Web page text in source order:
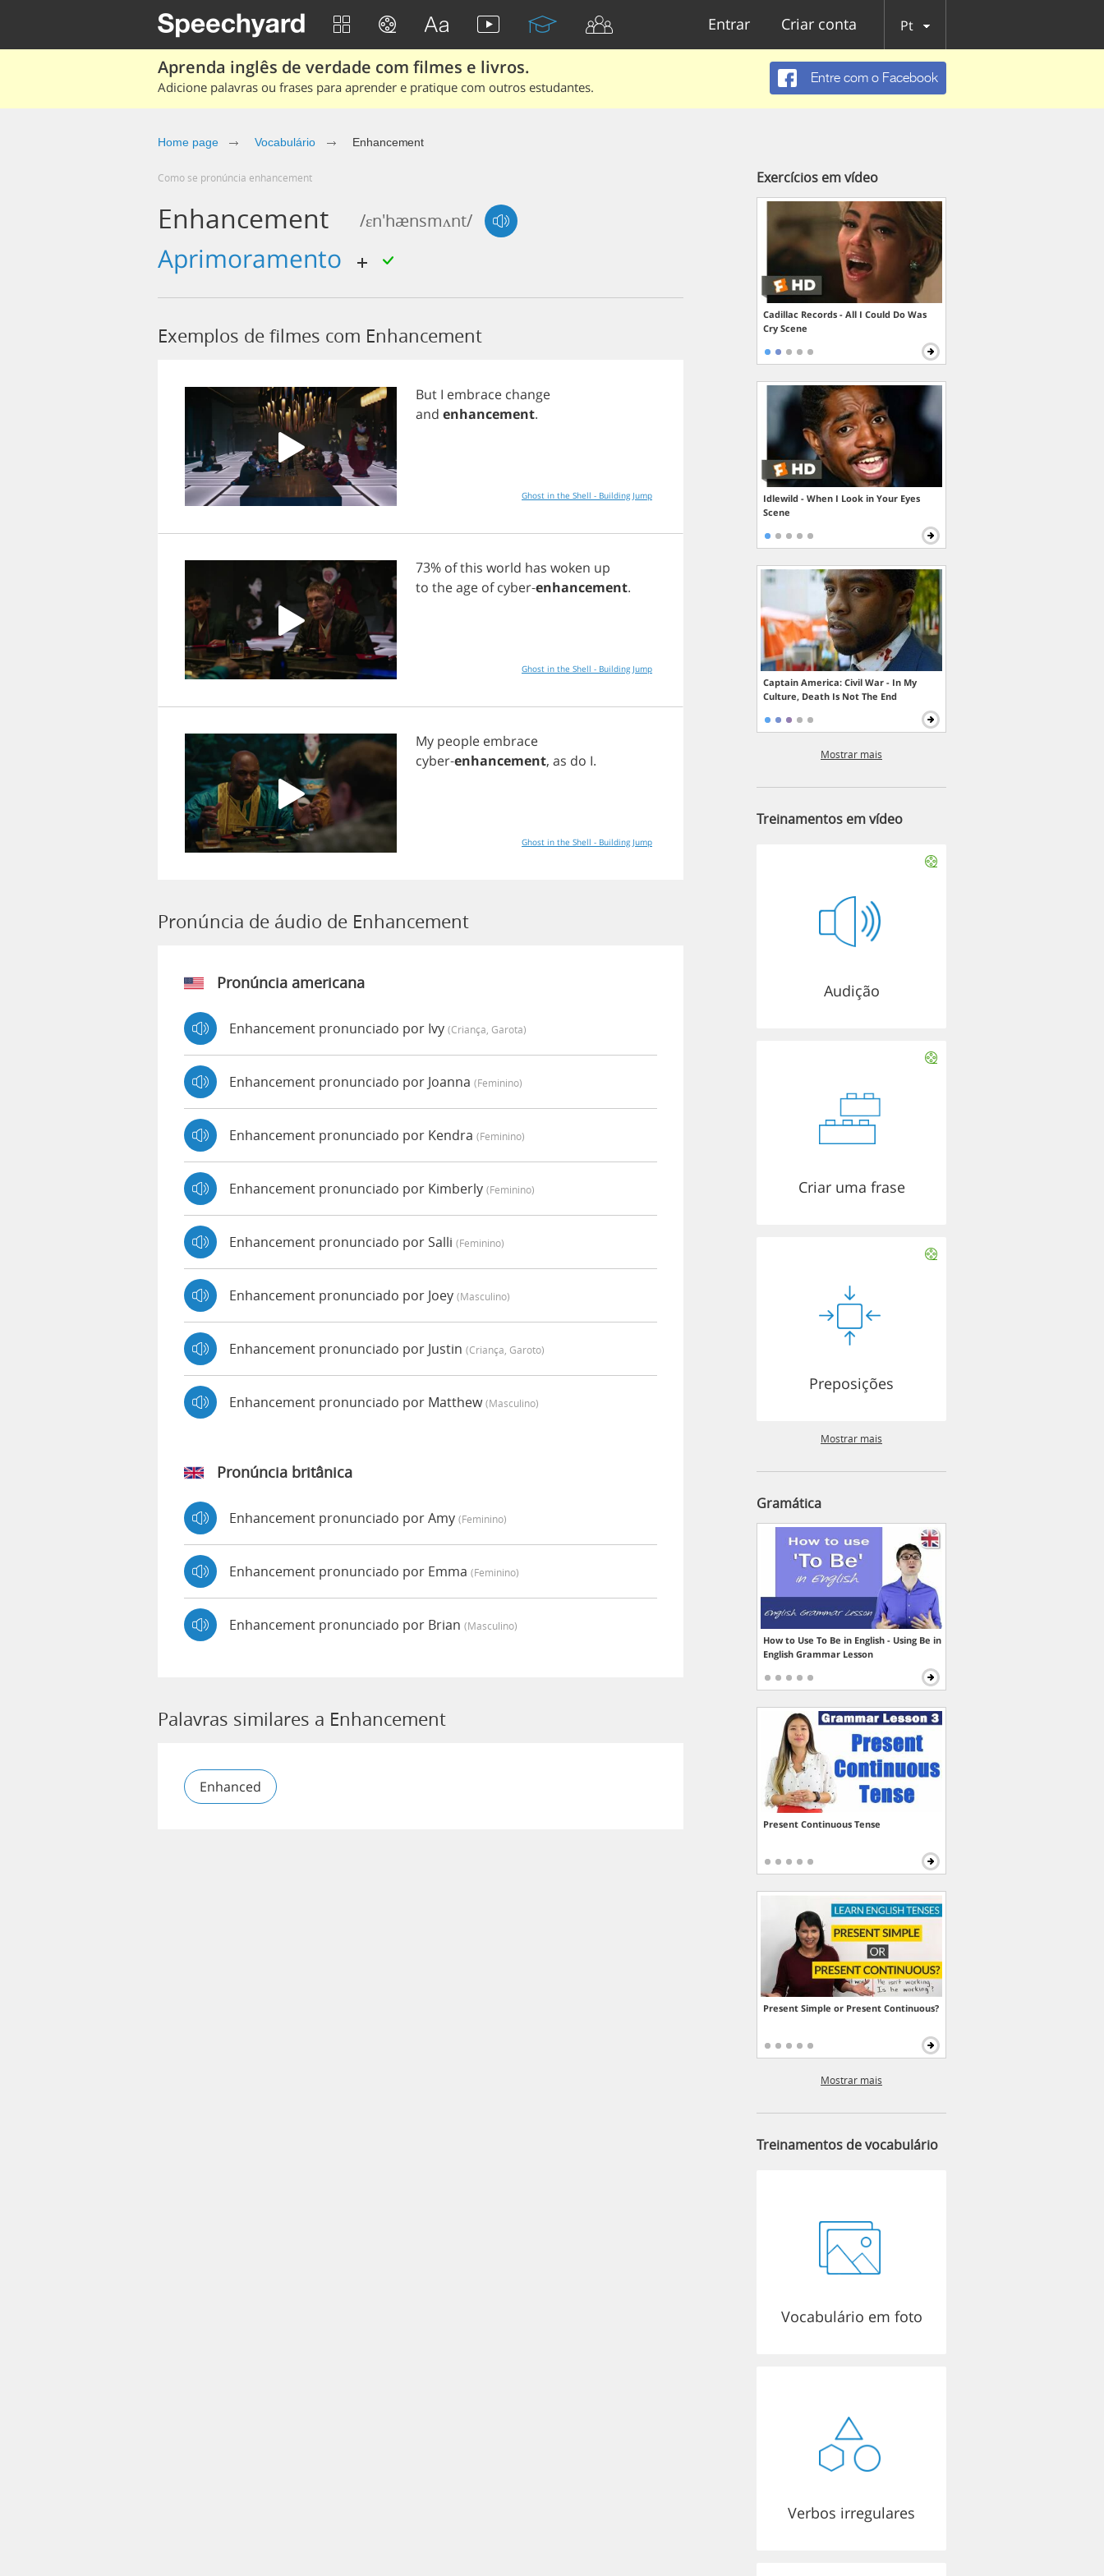
Entrar Criar conta Pt
Aprenda inglês de verdade com filmes e livros.
Adicione palavras ou frases para aprender e pratique com outros estudantes.
Entre com o Facebook
Home page Vocabulário Enhancement
Como se pronúncia enhancement
Enhancement /ɛn'hænsmʌnt/
aprimoramento
Exemplos de filmes com Enhancement
But I embrace change
and enhancement.
Ghost in the Shell - Building Jump
73% ofthis world has woken up
to theage of cyber-enhancement.
Ghost in the Shell - Building Jump
My people embrace
cyber-enhancement, as do I.
Ghost in the Shell - Building Jump
Pronúncia de áudio de Enhancement
Pronúncia americana
Enhancement pronunciado por Ivy (criança, Garota)
Enhancement pronunciado por Joanna (feminino)
Enhancement pronunciado por Kendra (feminino)
Enhancement pronunciado por Kimberly (feminino)
Enhancement pronunciado por Salli (feminino)
Enhancement pronunciado por Joey (masculino)
Enhancement pronunciado por Justin (criança, Garoto)
Enhancement pronunciado por Matthew(masculino)
Pronúncia britânica
Enhancement pronunciado por Amy (feminino)
Enhancement pronunciado por Emma (feminino)
Enhancement pronunciado por Brian (masculino)
Palavras similares a Enhancement
Enhanced
Exercícios em vídeo
Cadillac Records - All I Could Do Was
Cry Scene
Idlewild - When I Look in Your Eyes
Scene
Captain America: Civil War - In My
Culture, Death Is Not The End
Mostrar mais
Treinamentos em vídeo
Audição
Criar uma frase
Preposições
Mostrar mais
Gramática
How to Use To Be in English - Using Be in
English Grammar Lesson
Present Continuous Tense
Present Simple or Present Continuous?
Mostrar mais
Treinamentos de vocabulário
Vocabulário em foto
Verbos irregulares